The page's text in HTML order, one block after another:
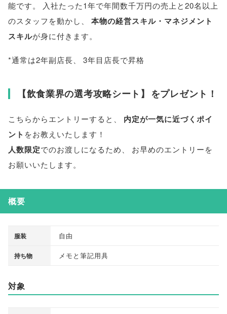
能です。
入社たった1年で年間数千万円の売上と20名以上
のスタッフを動かし
本物の経営スキル・マネジメント
スキルが身に付きます。
*通常は2年副店長 3年目店長で昇格
【飲食業界の選考攻略シート 】 をプレゼント！
こちらからエントリーすると
内定が一気に近づくポイ
ント をお教えいたします！
人数限定でのお渡しになるため
お早めのエントリーを
お願いいたします。
概要
服装 自由
持ち物 メモと筆記用具
対象